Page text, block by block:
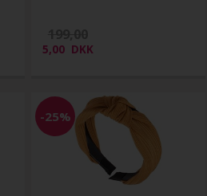
5,00 DKK
-25%